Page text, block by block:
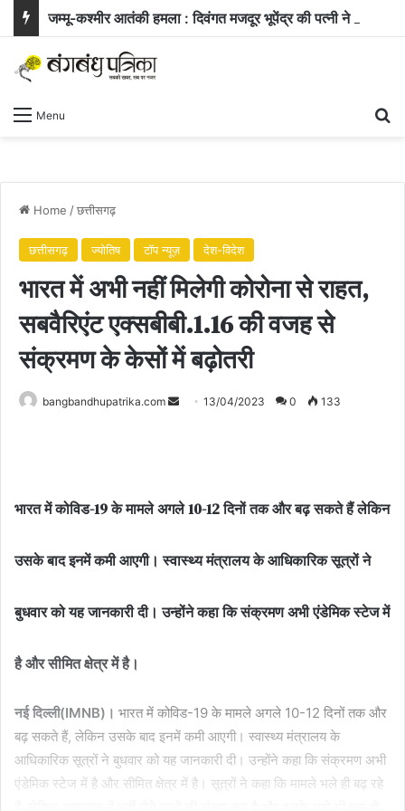
जम्मू-कश्मीर आतंकी हमला : दिवंगत मजदूर भूपेंद्र की पत्नी ने सरकार से मांगी नौकरी और बच्चे के लिए आर्थिक सहायता
Menu
Home /छत्तीसगढ़
छत्तीसगढ़ ज्योतिष टॉप न्यूज़ देश-विदेश
भारत में अभी नहीं मिलेगी कोरोना से राहत,
सबवैरिएंट एक्सबीबी.1.16 की वजह से
संक्रमण के केसों में बढ़ोतरी
bangbandhupatrika.com
Send13/04/2023 0 133
भारत में कोविड-19 के मामले अगले 10-12 दिनों तक और बढ़ सकते हैं लेकिन
उसके बाद इनमें कमी आएगी। स्वास्थ्य मंत्रालय के आधिकारिक सूत्रों ने
बुधवार को यह जानकारी दी। उन्होंने कहा कि संक्रमण अभी एंडेमिक स्टेज में
है और सीमित क्षेत्र में है।
नई दिल्ली(IMNB)। भारत में कोविड-19 के मामले अगले 10-12 दिनों तक और
बढ़ सकते हैं, लेकिन उसके बाद इनमें कमी आएगी। स्वास्थ्य मंत्रालय के
आधिकारिक सूत्रों ने बुधवार को यह जानकारी दी। उन्होंने कहा कि संक्रमण अभी
एंडेमिक स्टेज में है और सीमित क्षेत्र में है। सूत्रों ने कहा कि मामले भले ही बढ़ रहे